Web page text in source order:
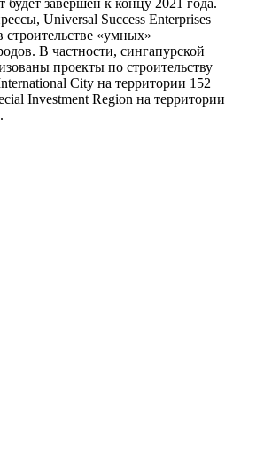
будет завершен к концу 2021 года.
Universal Success Enterprises
«умных»
В частности, сингапурской
проекты по строительству
City на территории 152
Investment Region на территории